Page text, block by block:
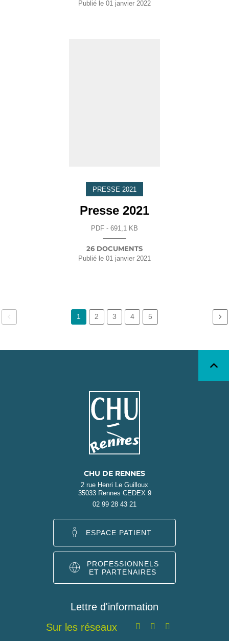
Publié le 01 janvier 2022
PRESSE 2021
Presse 2021
PDF - 691,1 KB
26 DOCUMENTS
Publié le 01 janvier 2021
1 2 3 4 5
CHU DE RENNES
2 rue Henri Le Guilloux
35033 Rennes CEDEX 9
02 99 28 43 21
ESPACE PATIENT
PROFESSIONNELS
ET PARTENAIRES
Lettre d'information
Sur les réseaux